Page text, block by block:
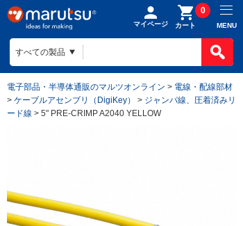
マイページ カート
0
MENU
電子部品・半導体通販のマルツオンライン > 電線・配線部材
> ケーブルアセンブリ（DigiKey） > ジャンパ線、圧着済みリ
ード線 > 5" PRE-CRIMP A2040 YELLOW